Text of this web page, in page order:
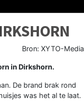
Bron: XYTO-Media
in Dirkshorn.
De brand brak rond
was het al te laat.